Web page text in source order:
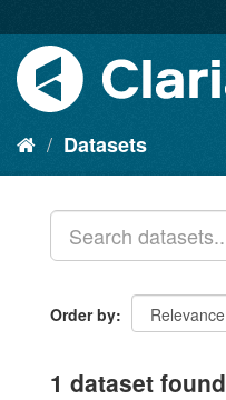
Datasets
Order by
1 dataset found